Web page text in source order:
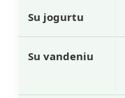
Su jogurtu
Su vandeniu